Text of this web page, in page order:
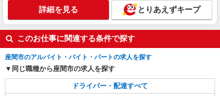
詳細を見る とりあえずキープ
このお仕事に関連する条件で探す
座間市のアルバイト・バイト・パートの求人を探す
同じ職種から座間市の求人を探す
ドライバー・配達すべて